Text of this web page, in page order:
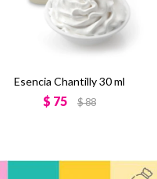
Esencia Chantilly 30 ml
$ 75 $88